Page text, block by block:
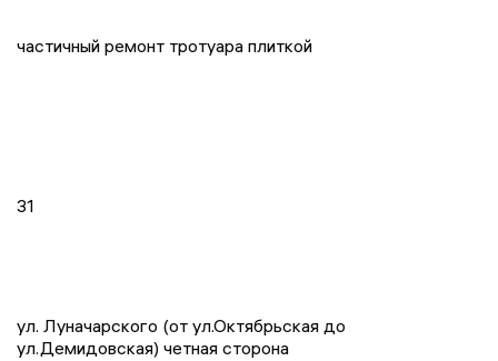
частичный ремонт тротуара плиткой
31
ул. Луначарского (от ул.Октябрьская до
ул.Демидовская) четная сторона